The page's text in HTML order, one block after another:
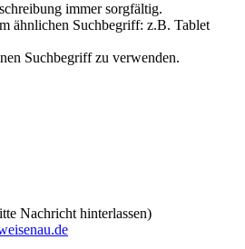
immer sorgfältig.
ähnlichen Suchbegriff: z.B. Tablet
Suchbegriff zu verwenden.
Nachricht hinterlassen)